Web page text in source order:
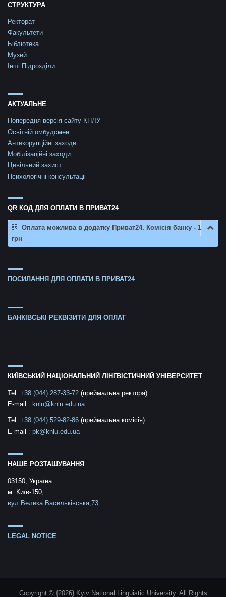
СТРУКТУРА
Ректорат
Факультети
Бібліотека
Музей
Інші Підрозділи
АКТУАЛЬНЕ
Попередня версія сайту КНЛУ
Освітній омбудсмен
Антикорупційні заходи
Мобілізаційні заходи
Цивільний захист
Психологічні консультаціі
QR КОД ДЛЯ ОПЛАТИ В ПРИВАТ24
Оплата можлива в додатку Приват24. Комісія банку - 1
грн
ПОСИЛАННЯ ДЛЯ ОПЛАТИ В ПРИВАТ24
БАНКІВСЬКІ РЕКВІЗИТИ ДЛЯ ОПЛАТ
КИЇВСЬКИЙ НАЦІОНАЛЬНИЙ ЛІНГВІСТИЧНИЙ УНІВЕРСИТЕТ
Tel: +38 (044) 287-33-72 (приймальна ректора)
E-mail : knlu@knlu.edu.ua
Tel: +38 (044) 529-82-86 (приймальна комісія)
E-mail : pk@knlu.edu.ua
НАШЕ РОЗТАШУВАННЯ
03150, Україна
м. Київ-150,
вул.Велика Васильківська,73
LEGAL NOTICE
Copyright © {2026} Kyiv National Linguistic University. All Rights